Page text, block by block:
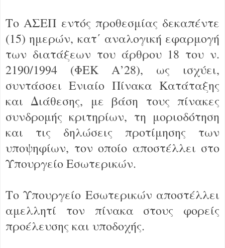
Το ΑΣΕΠ εντός προθεσμίας δεκαπέντε
(15) ημερών, κατ΄ αναλογική εφαρμογή
των διατάξεων του άρθρου 18 του ν.
2190/1994 (ΦΕΚ Α’28), ως ισχύει,
συντάσσει Ενιαίο Πίνακα Κατάταξης
και Διάθεσης, με βάση τους πίνακες
συνδρομής κριτηρίων, τη μοριοδότηση
και τις δηλώσεις προτίμησης των
υποψηφίων, τον οποίο αποστέλλει στο
Υπουργείο Εσωτερικών.
Το Υπουργείο Εσωτερικών αποστέλλει
αμελλητί τον πίνακα στους φορείς
προέλευσης και υποδοχής.